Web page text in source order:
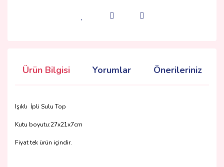
Ürün Bilgisi Yorumlar Önerileriniz
Işıklı İpli Sulu Top
Kutu boyutu:27x21x7cm
Fiyat tek ürün içindir.